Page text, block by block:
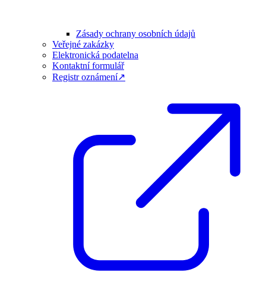
Zásady ochrany osobních údajů
Veřejné zakázky
Elektronická podatelna
Kontaktní formulář
Registr oznámení↗